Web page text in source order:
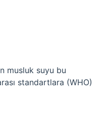
musluk suyu bu
standartlara (WHO)